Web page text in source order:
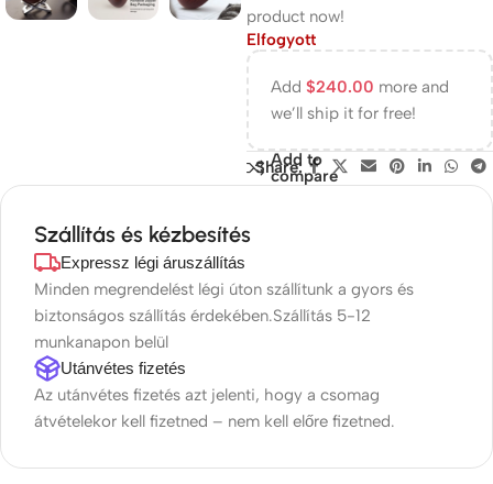
product now!
Elfogyott
Add $240.00 more and
we’ll ship it for free!
Add to
compare
Share:
Szállítás és kézbesítés
Expressz légi áruszállítás
Minden megrendelést légi úton szállítunk a gyors és
biztonságos szállítás érdekében.Szállítás 5-12
munkanapon belül
Utánvétes fizetés
Az utánvétes fizetés azt jelenti, hogy a csomag
átvételekor kell fizetned – nem kell előre fizetned.